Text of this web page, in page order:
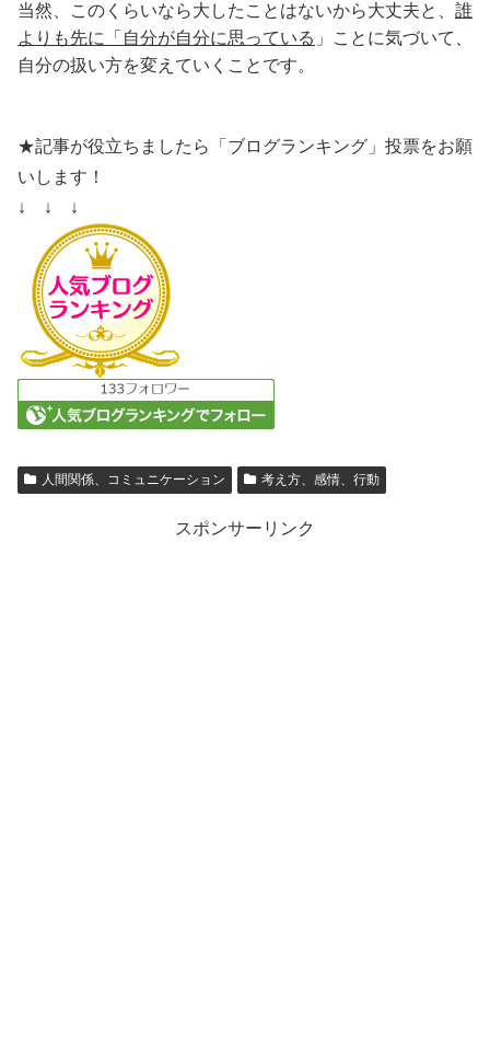
当然、このくらいなら大したことはないから大丈夫と、 誰
よりも先に「自分が自分に思っている 」ことに気づいて、
自分の扱い方を変えていくことです。
★記事が役立ちましたら「ブログランキング」投票をお願
いします！
↓ ↓ ↓
人間関係、コミュニケーション 考え方、感情、行動
スポンサーリンク